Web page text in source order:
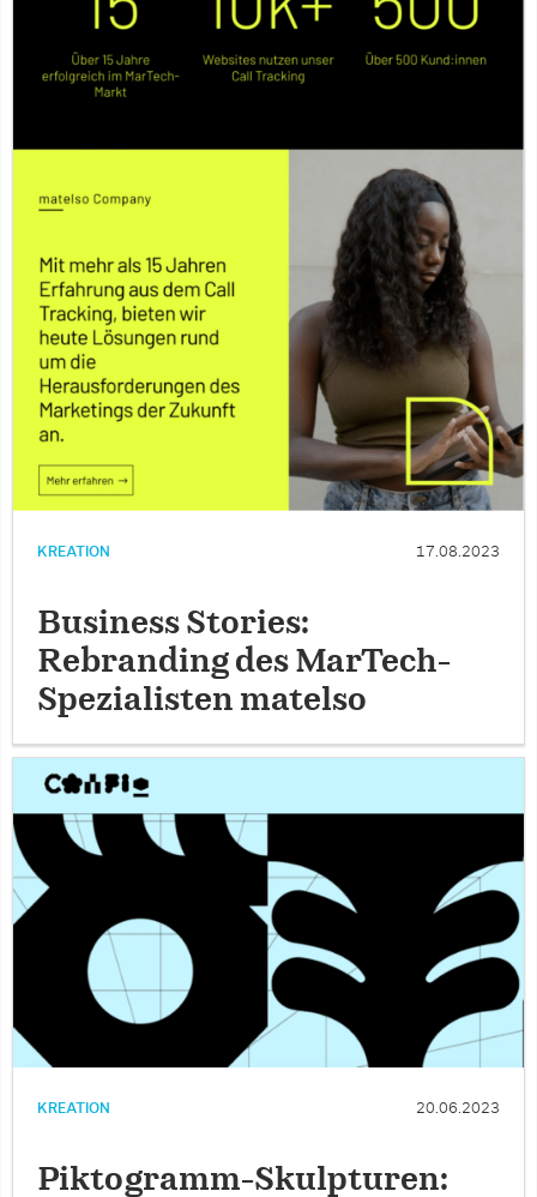
KREATION 17.08.2023
Business Stories:
Rebranding des MarTech-
Spezialisten matelso
KREATION 20.06.2023
Piktogramm-Skulpturen: